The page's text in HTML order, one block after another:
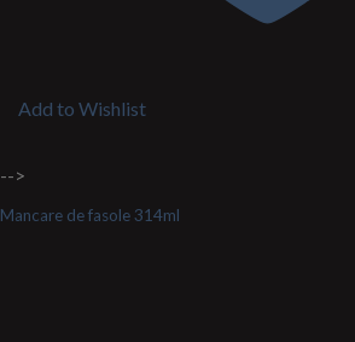
Add to Wishlist
-->
Mancare de fasole 314ml